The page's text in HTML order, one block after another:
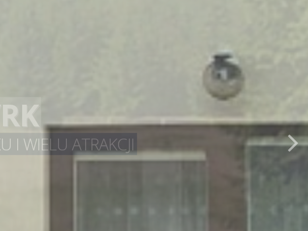
I WIELU ATRAKCJI